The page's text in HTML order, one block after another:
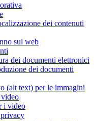
dei contenuti
sul web
dei documenti elettronici
dei documenti
(alt text) per le immagini
i video